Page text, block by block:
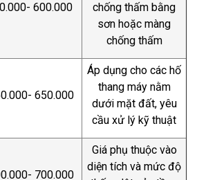
600.000
chống thấm bằng
sơn hoặc màng
chống thấm
650.000
Áp dụng cho các hố
thang máy nằm
dưới mặt đất, yêu
cầu xử lý kỹ thuật
700.000
Giá phụ thuộc vào
diện tích và mức độ